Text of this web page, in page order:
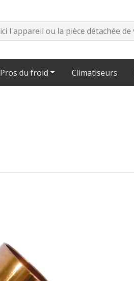
Pros du froid Climatiseurs